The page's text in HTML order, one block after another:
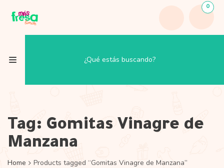
0
Tag: Gomitas Vinagre de
Manzana
Home Products tagged “Gomitas Vinagre de Manzana”